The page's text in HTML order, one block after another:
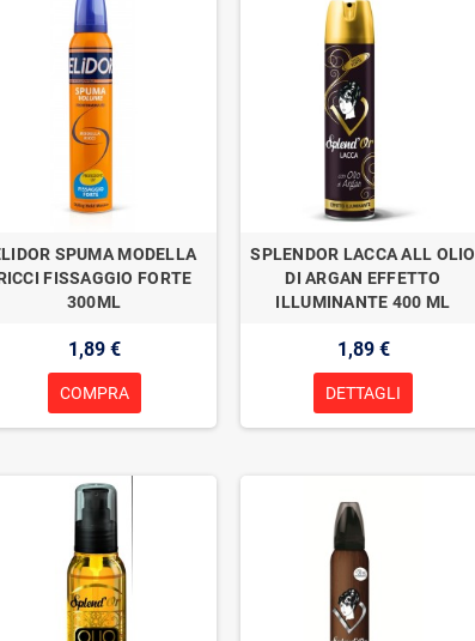
SPUMA MODELLA
FISSAGGIO FORTE
300ML
1,89 €
COMPRA
SPLENDOR LACCA ALL OLIO
DI ARGAN EFFETTO
ILLUMINANTE 400 ML
1,89 €
DETTAGLI